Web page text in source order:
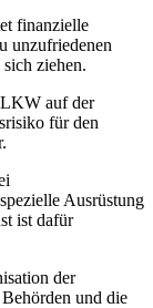
finanzielle
unzufriedenen
ziehen.
auf der
für den
Ausrüstung
ist dafür
der
und die